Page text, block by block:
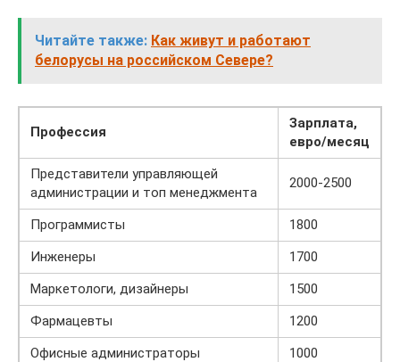
Читайте также: Как живут и работают
белорусы на российском Севере?
Профессия
Зарплата,
евро/месяц
Представители управляющей
администрации и топ менеджмента
2000-2500
Программисты
1800
Инженеры
1700
Маркетологи, дизайнеры
1500
Фармацевты
1200
Офисные администраторы
1000